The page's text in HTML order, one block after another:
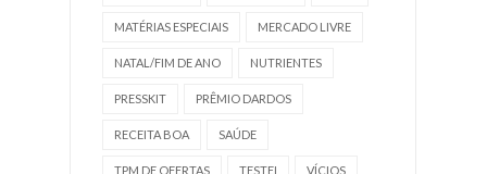
MATÉRIAS ESPECIAIS MERCADO LIVRE
NATAL/FIM DE ANO NUTRIENTES
PRESSKIT PRÊMIO DARDOS
RECEITA BOA SAÚDE
TPM DE OFERTAS TESTEI VÍCIOS